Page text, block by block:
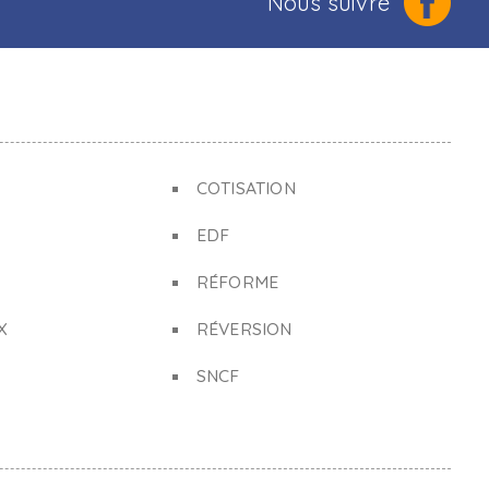
COTISATION
EDF
RÉFORME
RÉVERSION
SNCF